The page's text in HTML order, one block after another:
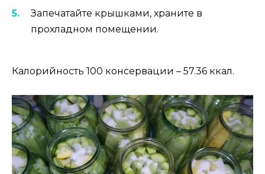
Запечатайте крышками, храните в
прохладном помещении.
Калорийность 100 консервации – 57.36 ккал.